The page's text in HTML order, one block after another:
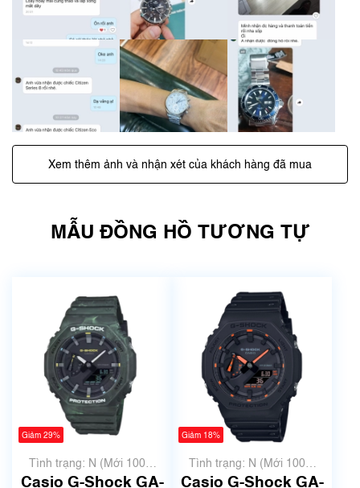
Xem thêm ảnh và nhận xét của khách hàng đã mua
MẪU ĐỒNG HỒ TƯƠNG TỰ
Giảm 29%
Tình trạng: N (Mới 100%
chưa qua sử dụng)
Casio G-Shock GA-
Giảm 18%
Tình trạng: N (Mới 100%
chưa qua sử dụng)
Casio G-Shock GA-